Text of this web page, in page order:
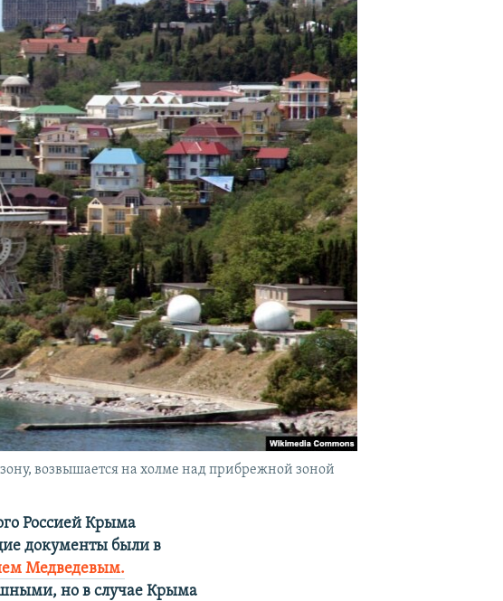
возвышается на холме над прибрежной зоной
Россией Крыма
документы были в
Медведевым.
но в случае Крыма